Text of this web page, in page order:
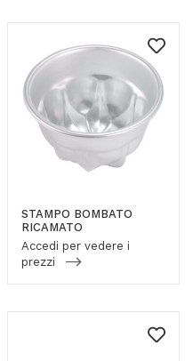
STAMPO BOMBATO
RICAMATO
Accedi per vedere i
prezzi